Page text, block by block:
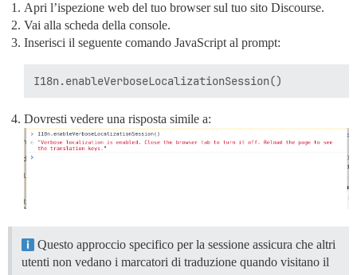
Apri l’ispezione web del tuo browser sul tuo sito Discourse.
Vai alla scheda della console.
Inserisci il seguente comando JavaScript al prompt:
Dovresti vedere una risposta simile a:
Questo approccio specifico per la sessione assicura che altri
utenti non vedano i marcatori di traduzione quando visitano il